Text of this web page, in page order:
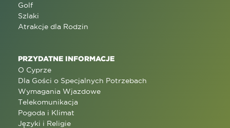
Golf
Szlaki
Atrakcje dla Rodzin
PRZYDATNE INFORMACJE
O Cyprze
Dla Gości o Specjalnych Potrzebach
Wymagania Wjazdowe
Telekomunikacja
Pogoda i Klimat
Języki i Religie